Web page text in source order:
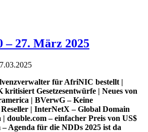
– 27. März 2025
für AfriNIC bestellt |
Gesetzesentwürfe | Neues von
| BVerwG – Keine
| InterNetX – Global Domain
double.com – einfacher Preis von US$
– Agenda für die NDDs 2025 ist da